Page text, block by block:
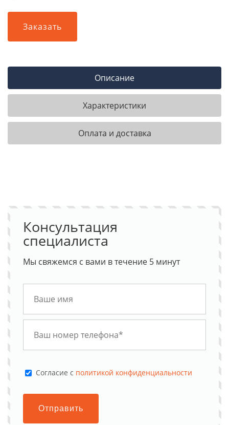
Заказать
Описание
Характеристики
Оплата и доставка
Консультация
специалиста
Мы свяжемся с вами в течение 5 минут
Cогласие с политикой конфиденциальности
Отправить